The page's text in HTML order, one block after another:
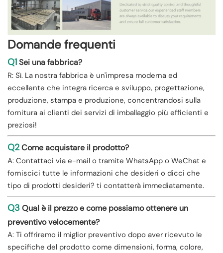
Domande frequenti
Q1Sei una fabbrica?
R: Sì. La nostra fabbrica è un'impresa moderna ed
eccellente che integra ricerca e sviluppo, progettazione,
produzione, stampa e produzione, concentrandosi sulla
fornitura ai clienti dei servizi di imballaggio più efficienti e
preziosi!
Q2Come acquistare il prodotto?
A: Contattaci via e-mail o tramite WhatsApp o WeChat e
forniscici tutte le informazioni che desideri o dicci che
tipo di prodotti desideri? ti contatterà immediatamente.
Q3Qual è il prezzo e come possiamo ottenere un
preventivo velocemente?
A: Ti offriremo il miglior preventivo dopo aver ricevuto le
specifiche del prodotto come dimensioni, forma, colore,